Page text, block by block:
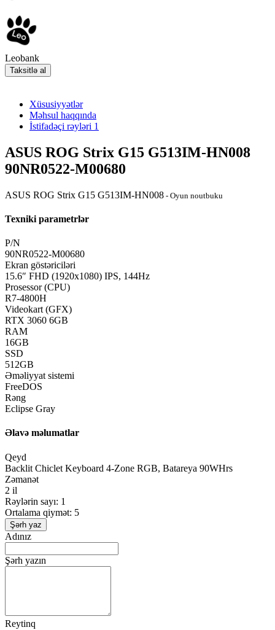
Leobank
Taksitlə al
Xüsusiyyətlər
Məhsul haqqında
İstifadəçi rəyləri 1
ASUS ROG Strix G15 G513IM-HN008
90NR0522-M00680
ASUS ROG Strix G15 G513IM-HN008 - Oyun noutbuku
Texniki parametrlər
P/N
90NR0522-M00680
Ekran göstəriciləri
15.6″ FHD (1920x1080) IPS, 144Hz
Prosessor (CPU)
R7-4800H
Videokart (GFX)
RTX 3060 6GB
RAM
16GB
SSD
512GB
Əməliyyat sistemi
FreeDOS
Rəng
Eclipse Gray
Əlavə məlumatlar
Qeyd
Backlit Chiclet Keyboard 4-Zone RGB, Batareya 90WHrs
Zəmanət
2 il
Rəylərin sayı: 1
Ortalama qiymət: 5
Şərh yaz
Adınız
Şərh yazın
Reytinq